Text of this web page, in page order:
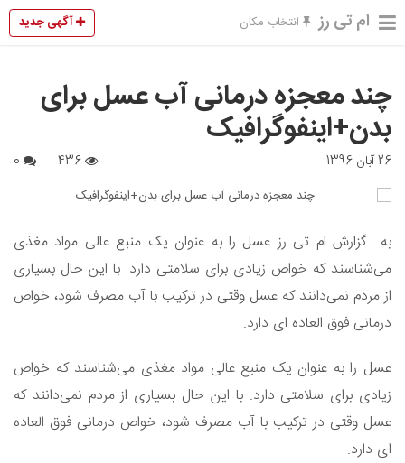
ام تی رز انتخاب مکان آگهی جدید
چند معجزه درمانی آب عسل برای
بدن+اینفوگرافیک
26 آبان 1396
به گزارش ام تی رز عسل را به عنوان یک منبع عالی مواد مغذی
می‌شناسند که خواص زیادی برای سلامتی دارد. با این حال بسیاری
از مردم نمی‌دانند که عسل وقتی در ترکیب با آب مصرف شود، خواص
درمانی فوق العاده ای دارد.
عسل را به عنوان یک منبع عالی مواد مغذی می‌شناسند که خواص
زیادی برای سلامتی دارد. با این حال بسیاری از مردم نمی‌دانند که
عسل وقتی در ترکیب با آب مصرف شود، خواص درمانی فوق العاده
ای دارد.